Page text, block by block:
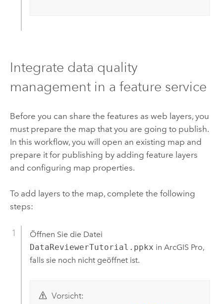
Integrate data quality
management in a feature service
Before you can share the features as web layers, you
must prepare the map that you are going to publish.
In this workflow, you will open an existing map and
prepare it for publishing by adding feature layers
and configuring map properties.
To add layers to the map, complete the following
steps:
Öffnen Sie die Datei
DataReviewerTutorial.ppkx in ArcGIS Pro,
falls sie noch nicht geöffnet ist.
Vorsicht: